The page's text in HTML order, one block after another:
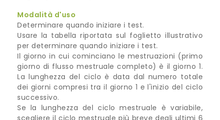
Modalità d'uso
Determinare quando iniziare i test.
Usare la tabella riportata sul foglietto illustrativo
per determinare quando iniziare i test.
Il giorno in cui cominciano le mestruazioni (primo
giorno di flusso mestruale completo) è il giorno 1.
La lunghezza del ciclo è data dal numero totale
dei giorni compresi tra il giorno 1 e l'inizio del ciclo
successivo.
Se la lunghezza del ciclo mestruale è variabile,